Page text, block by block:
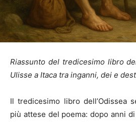
Riassunto del tredicesimo libro
Ulisse a Itaca tra inganni, dei e
Il tredicesimo libro dell’Odissea
più attese del poema: dopo anni